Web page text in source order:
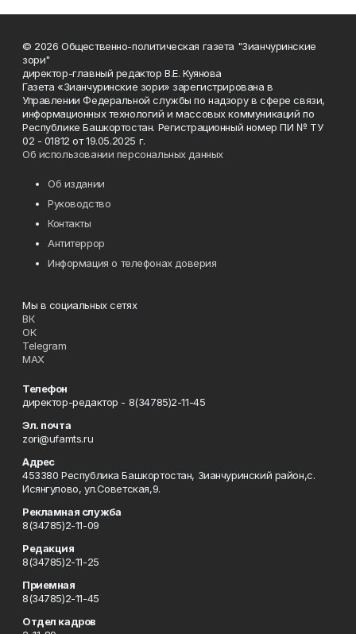
© 2026 Общественно-политическая газета "Зианчуринские
зори"
директор-главный редактор В.Е. Куянова
Газета «Зианчуринские зори» зарегистрирована в
Управлении Федеральной службы по надзору в сфере связи,
информационных технологий и массовых коммуникаций по
Республике Башкортостан. Регистрационный номер ПИ № ТУ
02 - 01812 от 19.05.2025 г.
Об использовании персональных данных
Об издании
Руководство
Контакты
Антитеррор
Информация о телефонах доверия
Мы в социальных сетях
ВК
ОК
Telegram
MAX
Телефон
директор-редактор - 8(34785)2-11-45
Эл. почта
zori@ufamts.ru
Адрес
453380 Республика Башкортостан, Зианчуринский район,с.
Исянгулово, ул.Советская,9.
Рекламная служба
8(34785)2-11-09
Редакция
8(34785)2-11-25
Приемная
8(34785)2-11-45
Отдел кадров